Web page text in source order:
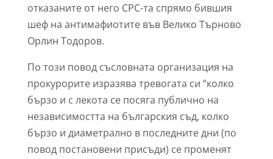
отказаните от него СРС-та спрямо бившия
шеф на антимафиотите във Велико Търново
Орлин Тодоров.
По този повод съсловната организация на
прокурорите изразява тревогата си “колко
бързо и с лекота се посяга публично на
независимостта на българския съд, колко
бързо и диаметрално в последните дни (по
повод постановени присъди) се променят